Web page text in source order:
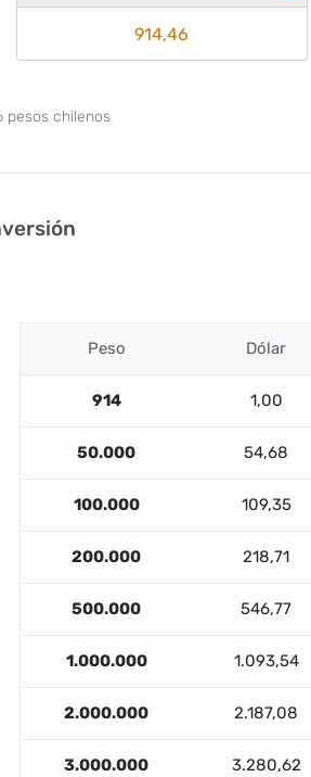
pesos chilenos
Peso Dólar
914 1,00
50.000 54,68
100.000 109,35
200.000 218,71
500.000 546,77
1.000.000 1.093,54
2.000.000 2.187,08
3.000.000 3.280,62